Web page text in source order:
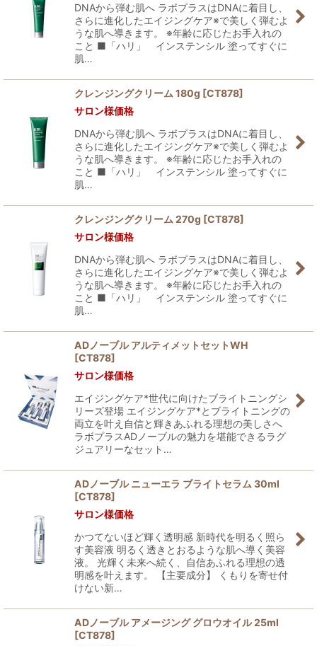
DNAから弾む肌へ ラボプラスはDNAに着目し、
さらに進化したエイジングケア※で美しく弾むよ
うな肌へ導きます。 ※年齢に応じたお手入れの
こと ■「ハリ」 インステンシル 塗ってすぐに
肌…
クレンジングクリーム 180g [CT878]
サロン様価格
DNAから弾む肌へ ラボプラスはDNAに着目し、
さらに進化したエイジングケア※で美しく弾むよ
うな肌へ導きます。 ※年齢に応じたお手入れの
こと ■「ハリ」 インステンシル 塗ってすぐに
肌…
クレンジングクリーム 270g [CT878]
サロン様価格
DNAから弾む肌へ ラボプラスはDNAに着目し、
さらに進化したエイジングケア※で美しく弾むよ
うな肌へ導きます。 ※年齢に応じたお手入れの
こと ■「ハリ」 インステンシル 塗ってすぐに
肌…
ADノーブル アルティメットセットWH
[CT878]
サロン様価格
エイジングケア*世代に向けたブライトニングシ
リーズ登場 エイジングケア*とブライトニングの
両立を叶え自信と輝きあふれる理想の美しさへ
ラボプラスADノーブルの魅力を堪能できるラグ
ジュアリーなセット…
ADノーブル ニューエラ ブライトセラム 30ml
[CT878]
サロン様価格
かつてないほど輝く透明感 新時代を明るく照ら
す美容液 明るく透きとおるような肌へ導く美容
液。 光輝く未来へ続く、自信あふれる理想の透
明感を叶えます。 【主要成分】 くもりを寄せ付
けない新…
ADノーブル アメージング グロウオイル 25ml
[CT878]